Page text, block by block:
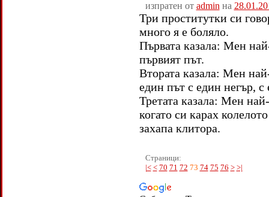
изпратен от admin на
Три проститутки си
много я е боляло.
Първата казала: Мен
първият път.
Втората казала: Мен
един път с един негър, с
Третата казала: Мен
когато си карах
захапа клитора.
Страници:
|< < 70 71 72 73 74 75 76 > >|